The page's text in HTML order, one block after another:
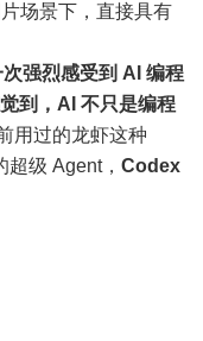
场景下，直接具有
强烈感受到 AI 编程
到，AI 不只是编程
用过的龙虾这种
级 Agent， Codex